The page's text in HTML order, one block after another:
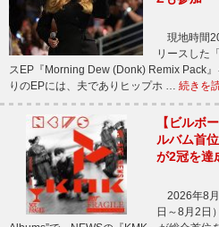
現地時間
リースした
スEP『Morning Dew (Donk) Remix Pack
りのEPには、夫でありヒップホ … 続きを
【ビルボ
ルバム首
が2冠を達
2026年8月
日～8月2日